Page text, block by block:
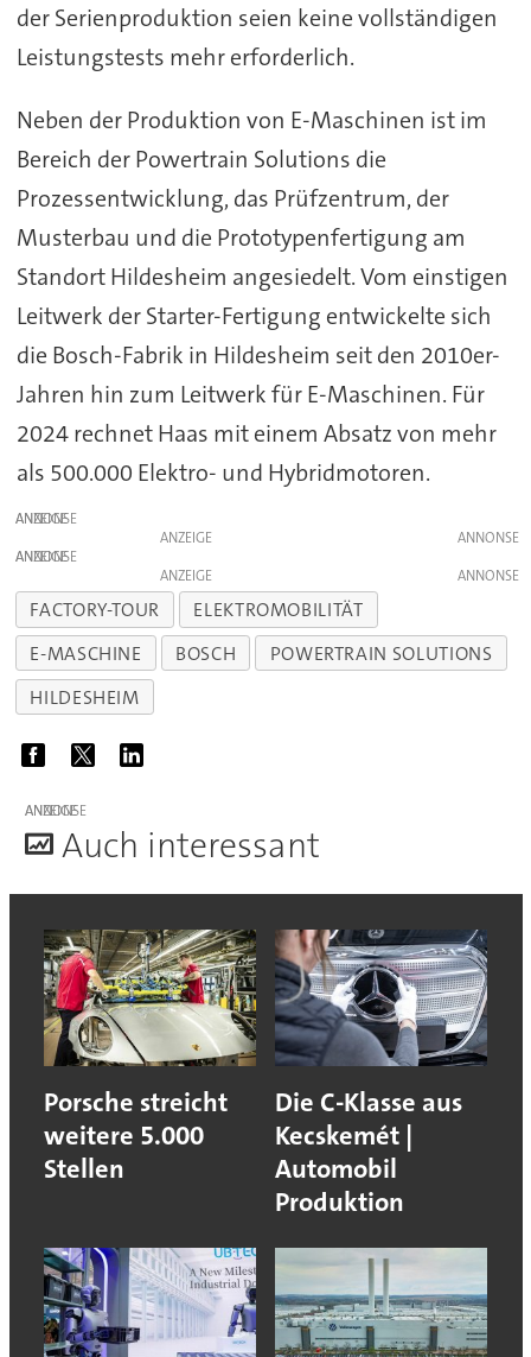
der Serienproduktion seien keine vollständigen
Leistungstests mehr erforderlich.
Neben der Produktion von E-Maschinen ist im
Bereich der Powertrain Solutions die
Prozessentwicklung, das Prüfzentrum, der
Musterbau und die Prototypenfertigung am
Standort Hildesheim angesiedelt. Vom einstigen
Leitwerk der Starter-Fertigung entwickelte sich
die Bosch-Fabrik in Hildesheim seit den 2010er-
Jahren hin zum Leitwerk für E-Maschinen. Für
2024 rechnet Haas mit einem Absatz von mehr
als 500.000 Elektro- und Hybridmotoren.
ANZEIGE
ANZEIGE
ANZEIGE
ANZEIGE
FACTORY-TOUR
ELEKTROMOBILITÄT
E-MASCHINE
BOSCH
POWERTRAIN SOLUTIONS
HILDESHEIM
ANZEIGE
Auch interessant
Porsche streicht
weitere 5.000
Stellen
Die C-Klasse aus
Kecskemét |
Automobil
Produktion